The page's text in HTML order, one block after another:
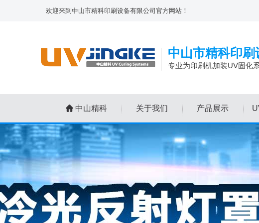
欢迎来到中山市精科印刷设备有限公司官方网站！
中山市精科印刷
专业为印刷机加装UV固化
中山精科 关于我们 产品展示